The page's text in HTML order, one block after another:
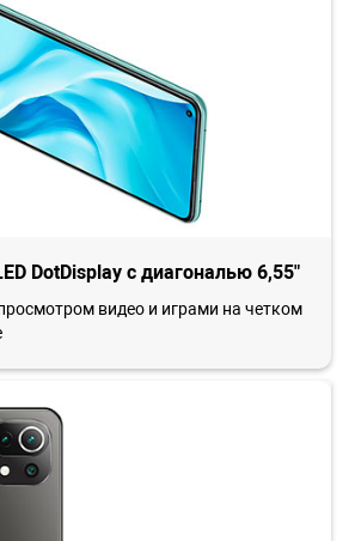
DotDisplay с диагональю 6,55"
видео и играми на четком